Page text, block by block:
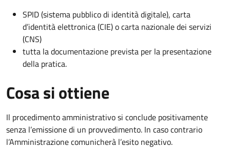
SPID (sistema pubblico di identità digitale), carta
d’identità elettronica (CIE) o carta nazionale dei servizi
(CNS)
tutta la documentazione prevista per la presentazione
della pratica.
Cosa si ottiene
Il procedimento amministrativo si conclude positivamente
senza l’emissione di un provvedimento. In caso contrario
l’Amministrazione comunicherà l’esito negativo.